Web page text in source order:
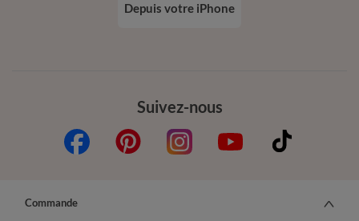
Suivez-nous
Depuis votre iPhone
Commande